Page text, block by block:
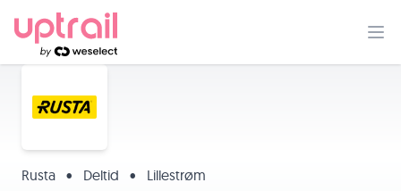
Rusta • Deltid • Lillestrøm